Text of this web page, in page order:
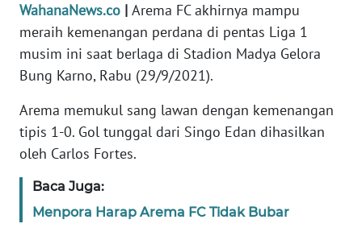
WahanaNews.co | Arema FC akhirnya mampu
meraih kemenangan perdana di pentas Liga 1
musim ini saat berlaga di Stadion Madya Gelora
Bung Karno, Rabu (29/9/2021).
Arema memukul sang lawan dengan kemenangan
tipis 1-0. Gol tunggal dari Singo Edan dihasilkan
oleh Carlos Fortes.
Baca Juga:
Menpora Harap Arema FC Tidak Bubar
EDITORIAL
Informasi
INDEKS
BERITA
KAMI